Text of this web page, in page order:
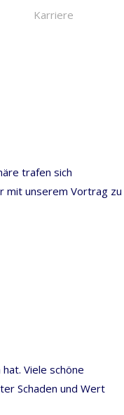
Karriere
trafen sich
mit unserem Vortrag zu
Viele schöne
Schaden und Wert